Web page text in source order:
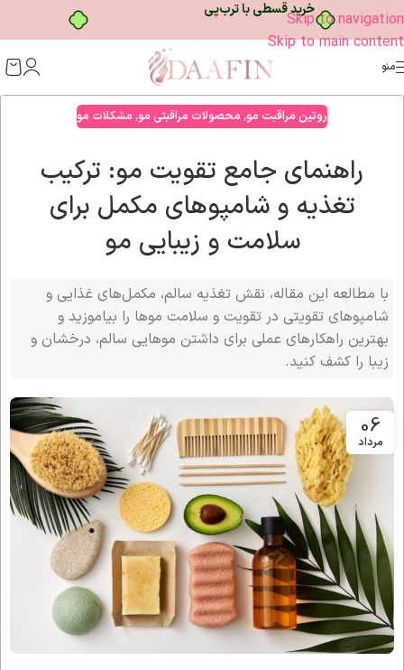
خرید قسطی با ترب‌پیSkip to navigation
Skip to main content
منو
روتین مراقبت مو, محصولات مراقبتی مو, مشکلات مو
راهنمای جامع تقویت مو: ترکیب
تغذیه و شامپوهای مکمل برای
سلامت و زیبایی مو
با مطالعه این مقاله، نقش تغذیه سالم، مکمل‌های غذایی و
شامپوهای تقویتی در تقویت و سلامت موها را بیاموزید و
بهترین راهکارهای عملی برای داشتن موهایی سالم، درخشان و
زیبا را کشف کنید.
06
مرداد